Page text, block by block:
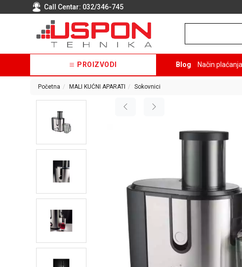
Call Centar: 032/346-745
PROIZVODI Blog Način plaćanja
Početna MALI KUĆNI APARATI Sokovnici